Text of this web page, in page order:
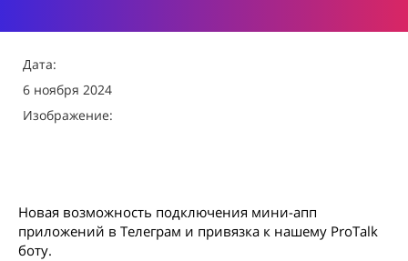
Дата:
6 ноября 2024
Изображение:
Новая возможность подключения мини-апп
приложений в Телеграм и привязка к нашему ProTalk
боту.